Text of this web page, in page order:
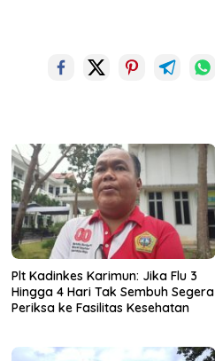
Plt Kadinkes Karimun: Jika Flu 3
Hingga 4 Hari Tak Sembuh Segera
Periksa ke Fasilitas Kesehatan